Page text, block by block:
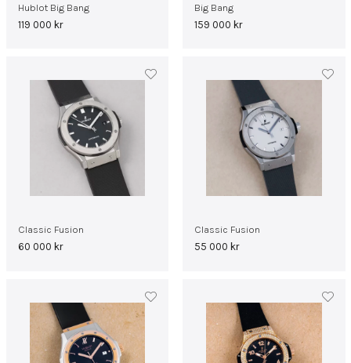
Hublot Big Bang
119 000 kr
Big Bang
159 000 kr
Classic Fusion
60 000 kr
Classic Fusion
55 000 kr